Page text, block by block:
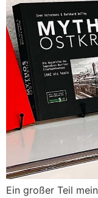
Ein großer Teil